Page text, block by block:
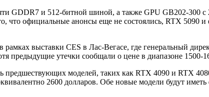
GDDR7 и 512-битной шиной, а также GPU GB202-300
что официальные анонсы еще не состоялись, RTX 5090
выставки CES в Лас-Вегасе, где генеральный
предыдущие утечки сообщали о цене в диапазоне 1500-
моделей, таких как RTX 4090 и RTX
2600 долларов. Обе новые модели будут иметь